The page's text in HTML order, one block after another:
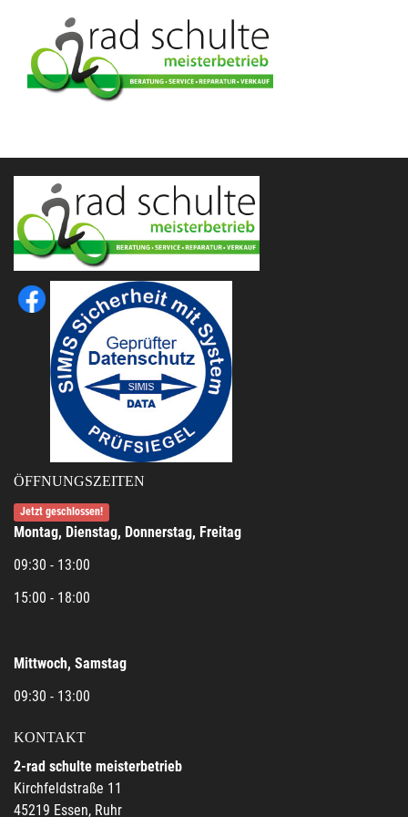
ÖFFNUNGSZEITEN
Jetzt geschlossen!
Montag, Dienstag, Donnerstag, Freitag
09:30 - 13:00
15:00 - 18:00
Mittwoch, Samstag
09:30 - 13:00
KONTAKT
2-rad schulte meisterbetrieb
Kirchfeldstraße 11
45219 Essen, Ruhr